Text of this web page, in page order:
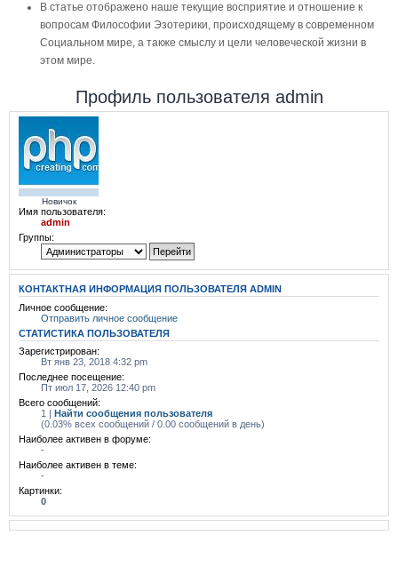
В статье отображено наше текущие восприятие и отношение к
вопросам Философии Эзотерики, происходящему в современном
Социальном мире, а также смыслу и цели человеческой жизни в
этом мире.
Профиль пользователя admin
Новичок
Имя пользователя:
admin
Группы:
КОНТАКТНАЯ ИНФОРМАЦИЯ ПОЛЬЗОВАТЕЛЯ ADMIN
Личное сообщение:
Отправить личное сообщение
СТАТИСТИКА ПОЛЬЗОВАТЕЛЯ
Зарегистрирован:
Вт янв 23, 2018 4:32 pm
Последнее посещение:
Пт июл 17, 2026 12:40 pm
Всего сообщений:
1 | Найти сообщения пользователя
(0.03% всех сообщений / 0.00 сообщений в день)
Наиболее активен в форуме:
-
Наиболее активен в теме:
-
Картинки:
0